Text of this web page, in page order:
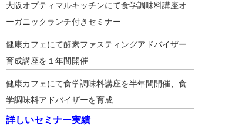
大阪オプティマルキッチンにて食学調味料講座オ
ーガニックランチ付きセミナー
健康カフェにて酵素ファスティングアドバイザー
育成講座を１年間開催
健康カフェにて食学調味料講座を半年間開催、食
学調味料アドバイザーを育成
詳しいセミナー実績